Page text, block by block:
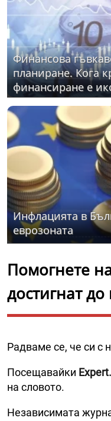
Финансова
планиране. Кога
финансиране е
Инфлацията в
еврозоната
Помогнете
достигнат до
Радваме се, че си с
Посещавайки
на словото.
Независимата